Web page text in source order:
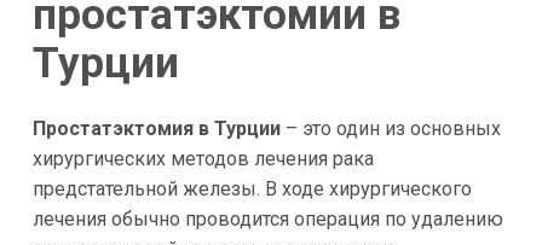
простатэктомии в
Турции
Простатэктомия в Турции– это один из основных
хирургических методов лечения рака
предстательной железы. В ходе хирургического
лечения обычно проводится операция по удалению